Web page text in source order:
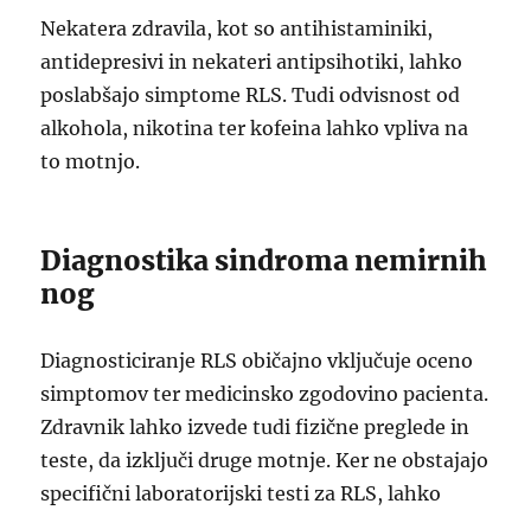
Nekatera zdravila, kot so antihistaminiki,
antidepresivi in nekateri antipsihotiki, lahko
poslabšajo simptome RLS. Tudi odvisnost od
alkohola, nikotina ter kofeina lahko vpliva na
to motnjo.
Diagnostika sindroma nemirnih
nog
Diagnosticiranje RLS običajno vključuje oceno
simptomov ter medicinsko zgodovino pacienta.
Zdravnik lahko izvede tudi fizične preglede in
teste, da izključi druge motnje. Ker ne obstajajo
specifični laboratorijski testi za RLS, lahko